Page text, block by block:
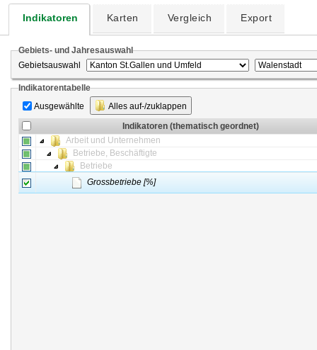
Indikatoren Karten Vergleich Export
Gebiets- und Jahresauswahl
Gebietsauswahl
Indikatorentabelle
Ausgewählte
Alles auf-/zuklappen
Indikatoren (thematisch geordnet)
Arbeit und Unternehmen
Betriebe, Beschäftigte
Betriebe
Grossbetriebe [%]